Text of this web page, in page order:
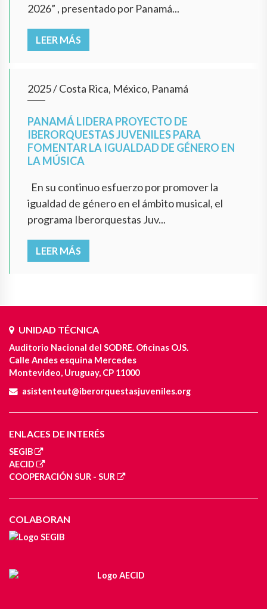
2026” , presentado por Panamá...
LEER MÁS
2025/Costa Rica, México, Panamá
PANAMÁ LIDERA PROYECTO DE
IBERORQUESTAS JUVENILES PARA
FOMENTAR LA IGUALDAD DE GÉNERO EN
LA MÚSICA
En su continuo esfuerzo por promover la
igualdad de género en el ámbito musical, el
programa Iberorquestas Juv...
LEER MÁS
UNIDAD TÉCNICA
Auditorio Nacional del SODRE. Oficinas OJS.
Calle Andes esquina Mercedes
Montevideo, Uruguay, CP 11000
asistenteut@iberorquestasjuveniles.org
ENLACES DE INTERÉS
SEGIB
AECID
COOPERACIÓN SUR - SUR
COLABORAN